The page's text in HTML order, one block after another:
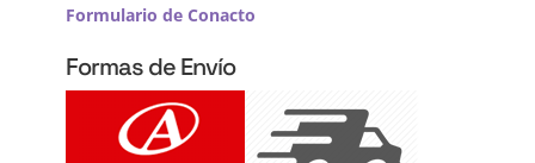
Formulario de Conacto
Formas de Envío